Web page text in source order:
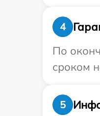
4
По
сроком
5